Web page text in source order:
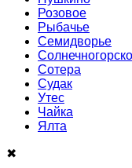
Розовое
Рыбачье
Семидворье
Сотера
Судак
Утес
Чайка
Ялта
✖